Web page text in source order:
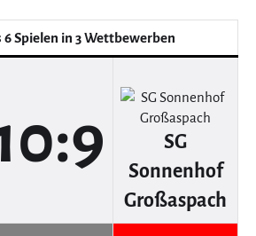
6 Spielen in 3 Wettbewerben
SG
Sonnenhof
Großaspach